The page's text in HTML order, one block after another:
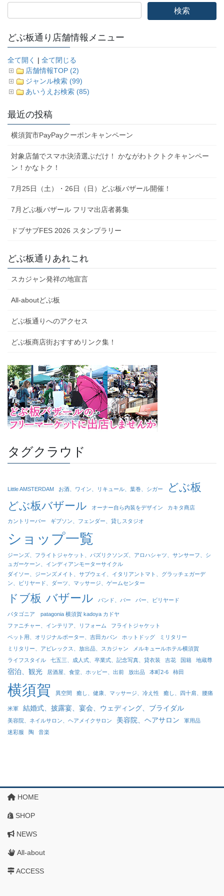
どぶ板通り店舗情報メニュー
全て開く | 全て閉じる
店舗情報TOP (2)
ジャンル検索 (99)
あいうえお検索 (85)
最近の投稿
横須賀市PayPayクーポンキャンペーン
対象店舗でスマホ決済選ぶだけ！ かながわトクトクキャンペー
ン！かなトク！
7月25日（土）・26日（日）どぶ板バザール開催！
7月どぶ板バザール フリマ出店者募集
ドブサブFES 2026 スタンプラリー
どぶ板通りあれこれ
スカジャン発祥の地宣言
All-aboutどぶ板
どぶ板通りへのアクセス
どぶ板商店街おすすめリンク集！
タグクラウド
Little AMSTERDAM お酒、ワイン、リキュール、葉巻、シガー
どぶ板
どぶ板バザール
オーナー自ら内装をデザイン カキタ商店
カントリーバー ギブソン、フェンダー、貸しスタジオ
ショップ一覧
ジーンズ、フライトジャケット、パズリクソンズ、アロハシャツ、サンサーフ、シ
ュガーケーン、インディアンモーターサイクル
ダイソー、ジーンズメイト、サブウェイ、イタリアントマト、グラッチェガーデ
ン、ビリヤード、ダーツ、マッサージ、ゲームセンター
ドブ板 バザール バンド、バー バー、ビリヤード
パタゴニア patagonia 横須賀 kadoya カドヤ
ファニチャー、インテリア、リフォーム
フライトジャケット
ペット用、オリジナルポーター、吉田カバン
ホットドッグ
ミリタリー
ミリタリー、アビレックス、放出品、スカジャン
メルキュールホテル横須賀
ライフスタイル
七五三、成人式、卒業式、記念写真、貸衣装 吉花 国籍 地蔵尊
宿泊、観光 居酒屋、食堂、ホッピー、出前 放出品 本町2-6 柿田
横須賀 異空間 癒し、健康、マッサージ、冷え性 癒し、四十肩、腰痛
米軍 結婚式、披露宴、宴会、ウェディング、ブライダル
美容院、ネイルサロン、ヘアメイクサロン 美容院、ヘアサロン
軍用品
迷彩服
陶 音楽
HOME
SHOP
NEWS
All-about
ACCESS